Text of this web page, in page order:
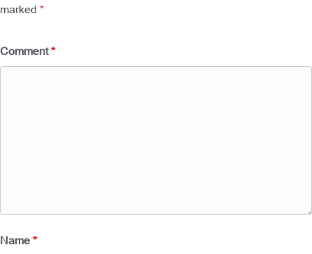
marked *
Comment*
Name*